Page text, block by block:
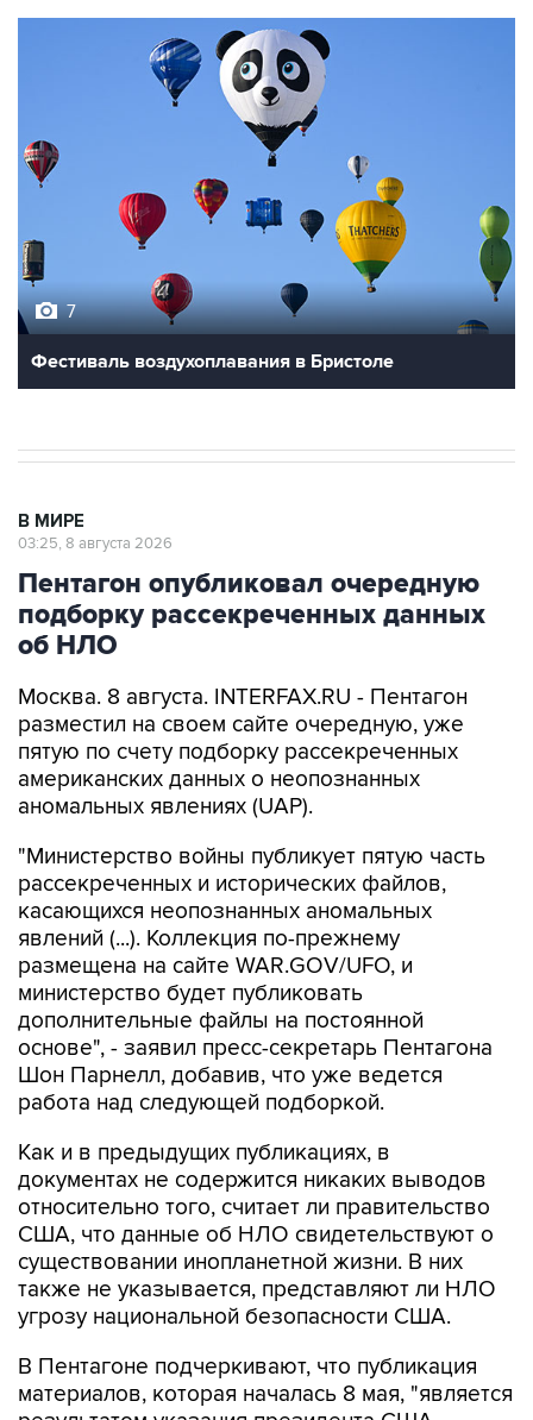
Фестиваль воздухоплавания в Бристоле
Пентагон опубликовал очередную
подборку рассекреченных данных
об НЛО
Москва. 8 августа. INTERFAX.RU - Пентагон
пятую по счету подборку рассекреченных
американских данных о неопознанных
аномальных явлениях (UAP).
"Министерство войны публикует пятую часть
касающихся неопознанных аномальных
явлений (...). Коллекция по-прежнему
размещена на сайте WAR.GOV/UFO, и
министерство будет публиковать
дополнительные файлы на постоянной
основе", - заявил пресс-секретарь Пентагона
Шон Парнелл, добавив, что уже ведется
работа над следующей подборкой.
Как и в предыдущих публикациях, в
относительно того, считает ли правительство
США, что данные об НЛО свидетельствуют о
существовании инопланетной жизни. В них
также не указывается, представляют ли НЛО
угрозу национальной безопасности США.
В Пентагоне подчеркивают, что публикация
результатом указания президента США
Дональда Трампа начать процесс выявления и